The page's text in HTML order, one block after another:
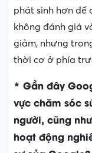
phát sinh hơn để
không đánh giá
giảm, nhưng
thời cơ ở phía
* Gần đây
vực chăm sóc
người, cũng
hoạt động